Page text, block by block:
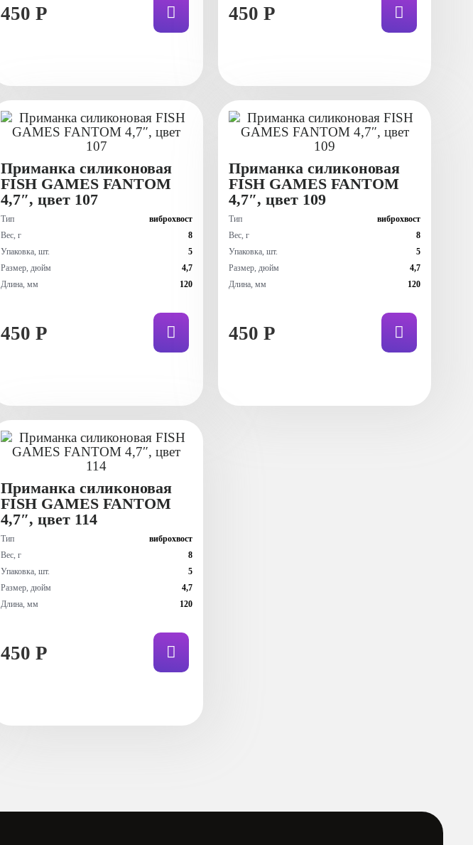
450 Р 450 Р
Приманка силиконовая
FISH GAMES FANTOM
4,7″, цвет 107
Тип
виброхвост
Вес, г
8
Упаковка, шт.
5
Размер, дюйм
4,7
Длина, мм
120
450 Р
Приманка силиконовая
FISH GAMES FANTOM
4,7″, цвет 109
Тип
виброхвост
Вес, г
8
Упаковка, шт.
5
Размер, дюйм
4,7
Длина, мм
120
450 Р
Приманка силиконовая
FISH GAMES FANTOM
4,7″, цвет 114
Тип
виброхвост
Вес, г
8
Упаковка, шт.
5
Размер, дюйм
4,7
Длина, мм
120
450 Р